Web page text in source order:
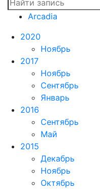
Arcadia
2020
Ноябрь
2017
Ноябрь
Сентябрь
Январь
2016
Сентябрь
Май
2015
Декабрь
Ноябрь
Октябрь